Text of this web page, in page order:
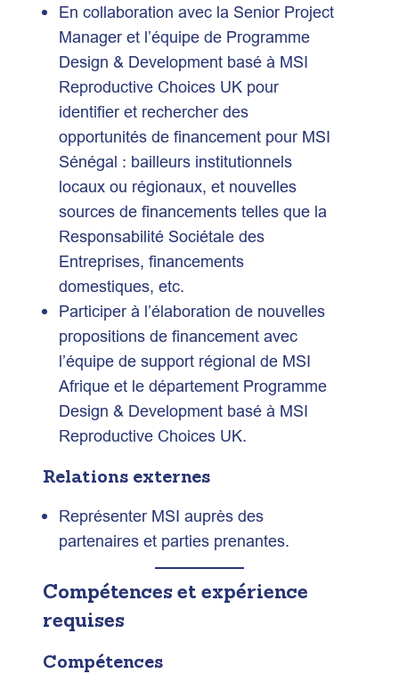
En collaboration avec la Senior Project
Manager et l’équipe de Programme
Design & Development basé à MSI
Reproductive Choices UK pour
identifier et rechercher des
opportunités de financement pour MSI
Sénégal : bailleurs institutionnels
locaux ou régionaux, et nouvelles
sources de financements telles que la
Responsabilité Sociétale des
Entreprises, financements
domestiques, etc.
Participer à l’élaboration de nouvelles
propositions de financement avec
l’équipe de support régional de MSI
Afrique et le département Programme
Design & Development basé à MSI
Reproductive Choices UK.
Relations externes
Représenter MSI auprès des
partenaires et parties prenantes.
Compétences et expérience
requises
Compétences